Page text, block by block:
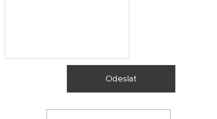
Odeslat